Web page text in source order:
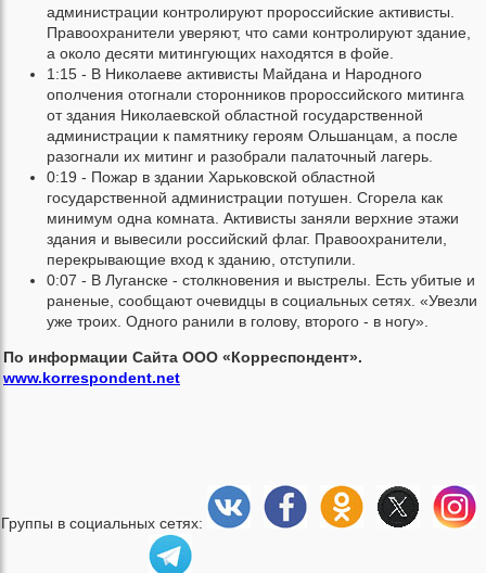
администрации контролируют пророссийские активисты.
Правоохранители уверяют, что сами контролируют здание,
а около десяти митингующих находятся в фойе.
1:15 - В Николаеве активисты Майдана и Народного
ополчения отогнали сторонников пророссийского митинга
от здания Николаевской областной государственной
администрации к памятнику героям Ольшанцам, а после
разогнали их митинг и разобрали палаточный лагерь.
0:19 - Пожар в здании Харьковской областной
государственной администрации потушен. Сгорела как
минимум одна комната. Активисты заняли верхние этажи
здания и вывесили российский флаг. Правоохранители,
перекрывающие вход к зданию, отступили.
0:07 - В Луганске - столкновения и выстрелы. Есть убитые и
раненые, сообщают очевидцы в социальных сетях. «Увезли
уже троих. Одного ранили в голову, второго - в ногу».
По информации Сайта ООО «Корреспондент».
www.korrespondent.net
Группы в социальных сетях: